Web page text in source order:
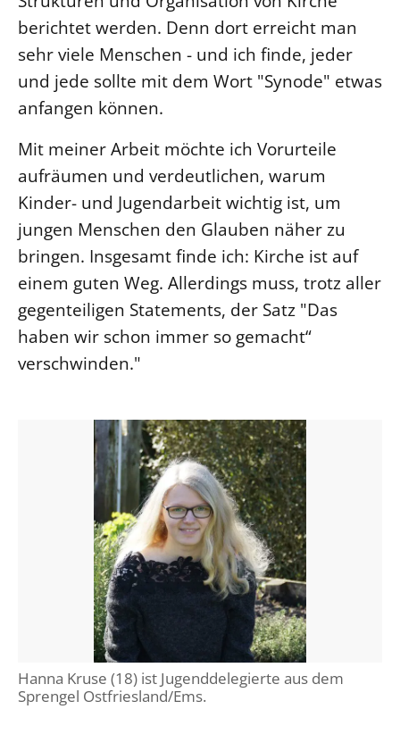
berichtet werden. Denn dort erreicht man
sehr viele Menschen - und ich finde, jeder
und jede sollte mit dem Wort "Synode" etwas
anfangen können.
Mit meiner Arbeit möchte ich Vorurteile
aufräumen und verdeutlichen, warum
Kinder- und Jugendarbeit wichtig ist, um
jungen Menschen den Glauben näher zu
bringen. Insgesamt finde ich: Kirche ist auf
einem guten Weg. Allerdings muss, trotz aller
gegenteiligen Statements, der Satz "Das
haben wir schon immer so gemacht“
verschwinden."
Hanna Kruse (18) ist Jugenddelegierte aus dem
Sprengel Ostfriesland/Ems.